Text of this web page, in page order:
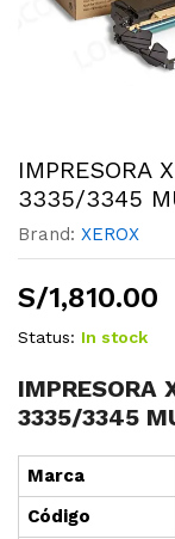
IMPRESORA
3335/3345
Brand: XEROX
S/1,810.00
Status: In stock
IMPRESORA
3335/3345
Marca
Código